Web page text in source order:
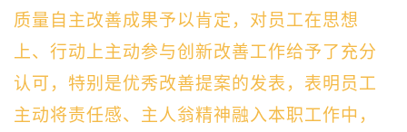
质量自主改善成果予以肯定，对员工在思想
上、行动上主动参与创新改善工作给予了充分
认可，特别是优秀改善提案的发表，表明员工
主动将责任感、主人翁精神融入本职工作中，